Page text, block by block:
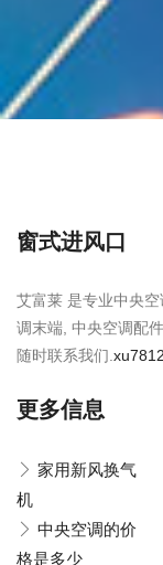
窗式进风口
艾富莱 是专业中央
调末端, 中央空调配
随时联系我们.
更多信息
家用新风换气
机
中央空调的价
格是多少